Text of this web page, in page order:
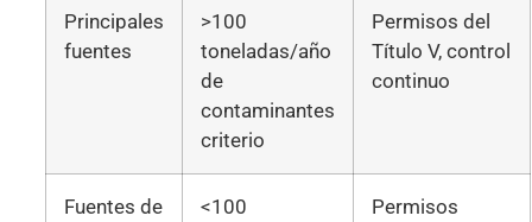
Principales
fuentes
>100
toneladas/año
de
contaminantes
criterio
Permisos del
Título V, control
continuo
Fuentes de
<100
Permisos